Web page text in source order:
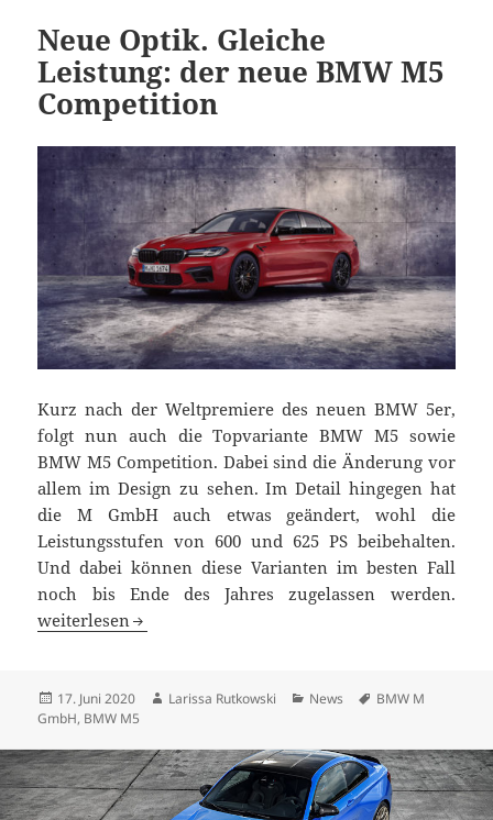
Neue Optik. Gleiche
Leistung: der neue BMW M5
Competition
Kurz nach der Weltpremiere des neuen BMW 5er,
folgt nun auch die Topvariante BMW M5 sowie
BMW M5 Competition. Dabei sind die Änderung vor
allem im Design zu sehen. Im Detail hingegen hat
die M GmbH auch etwas geändert, wohl die
Leistungsstufen von 600 und 625 PS beibehalten.
Und dabei können diese Varianten im besten Fall
noch bis Ende des Jahres zugelassen werden.
Neue Optik. Gleiche Leistung: der neue BMW M5
weiterlesen
Veröffentlicht
am
17. Juni 2020 Autor
Larissa Rutkowski Kategorien
News Schlagwörter
BMW M
GmbH, BMW M5